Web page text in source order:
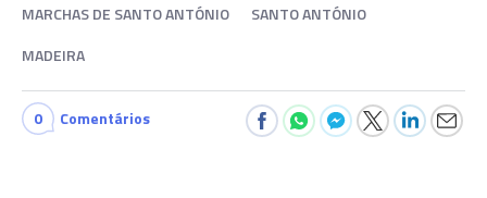
MARCHAS DE SANTO ANTÓNIO
SANTO ANTÓNIO
MADEIRA
0 Comentários